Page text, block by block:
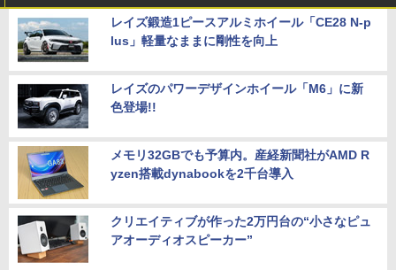
レイズ鍛造1ピースアルミホイール「CE28 N-p
lus」軽量なままに剛性を向上
レイズのパワーデザインホイール「M6」に新
色登場!!
メモリ32GBでも予算内。産経新聞社がAMD R
yzen搭載dynabookを2千台導入
クリエイティブが作った2万円台の“小さなピュ
アオーディオスピーカー”